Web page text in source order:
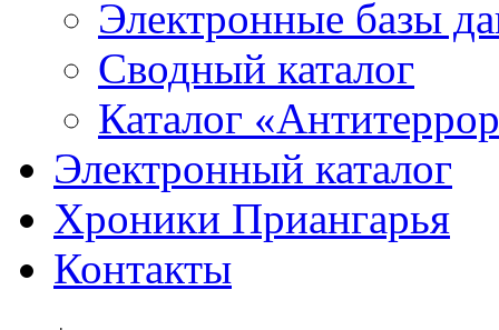
Электронные базы
Сводный каталог
Каталог
Электронный каталог
Хроники Приангарья
Контакты